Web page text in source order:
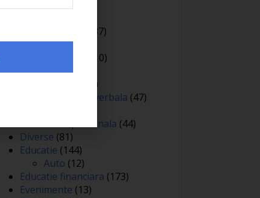
(37)
Cariera(130)
(10)
Coaching(141)
(106)
Comunicare nonverbala (47)
Dezvoltare personala (44)
Diverse (81)
Educatie (144)
Auto (12)
Educatie financiara (173)
Evenimente (13)